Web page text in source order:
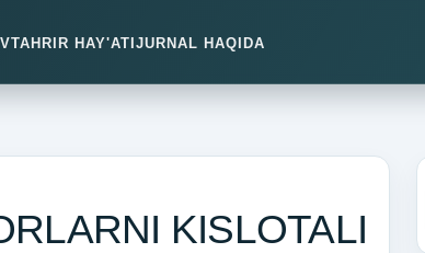
TAHRIR HAY'ATIJURNAL HAQIDA
KISLOTALI